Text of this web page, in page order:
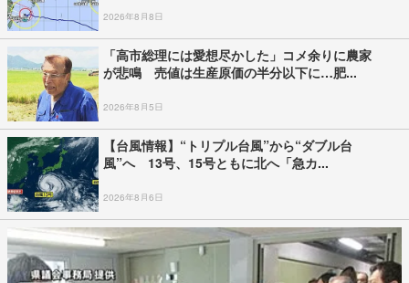
2026年8月8日
「高市総理には愛想尽かした」コメ余りに農家
が悲鳴 売値は生産原価の半分以下に…肥...
2026年8月5日
【台風情報】“トリプル台風”から“ダブル台
風”へ 13号、15号ともに北へ「急カ...
2026年8月6日